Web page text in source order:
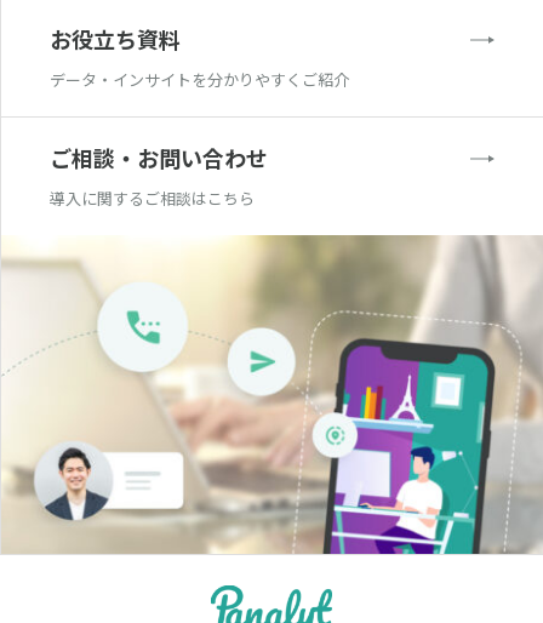
お役立ち資料
データ・インサイトを分かりやすくご紹介
ご相談・お問い合わせ
導入に関するご相談はこちら